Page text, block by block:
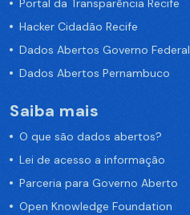
Portal da Transparência Recife
Hacker Cidadão Recife
Dados Abertos Governo Federal
Dados Abertos Pernambuco
Saiba mais
O que são dados abertos?
Lei de acesso a informação
Parceria para Governo Aberto
Open Knowledge Foundation